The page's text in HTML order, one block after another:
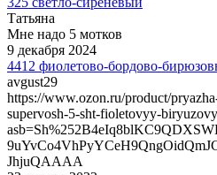
Татьяна
Мне надо 5 мотков
9 декабря 2024
4412 фиолетово-бордово-
avgust29
https://www.ozon.ru/product/
supervosh-5-sht-fioletovyy-
JhjuQAAAA